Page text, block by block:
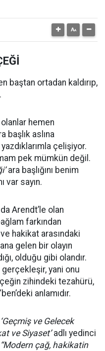
baştan ortadan kaldırıp,
olanlar hemen
başlık aslına
çelişiyor.
pek mümkün değil.
ara başlığını benim
var sayın.
Arendt’le olan
farkından
hakikat arasındaki
gelen bir olayın
olduğu gibi olandır.
gerçekleşir, yani onu
zihindeki tezahürü,
anlamıdır.
‘Geçmiş ve Gelecek
ve Siyaset’adlı yedinci
“Modern çağ, hakikatin